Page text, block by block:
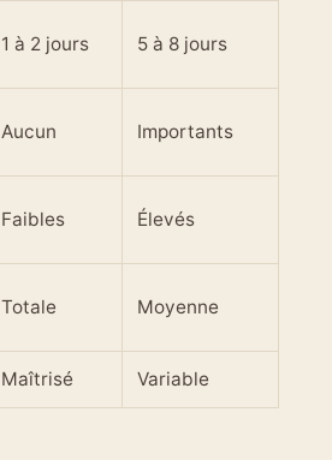
1 à 2 jours 5 à 8 jours
Aucun Importants
Faibles Élevés
Totale Moyenne
Maîtrisé Variable